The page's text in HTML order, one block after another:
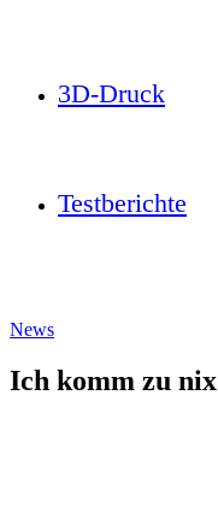
3D-Druck
Testberichte
News
Ich komm zu nix